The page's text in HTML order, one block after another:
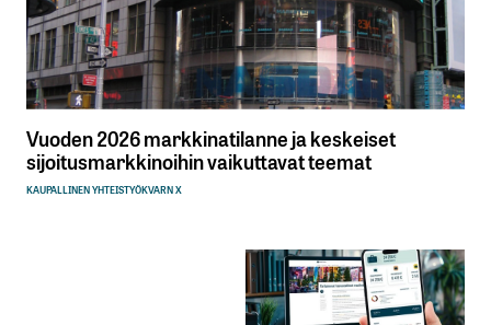
Vuoden 2026 markkinatilanne ja keskeiset
sijoitusmarkkinoihin vaikuttavat teemat
KAUPALLINEN YHTEISTYÖKVARN X